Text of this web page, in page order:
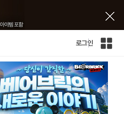
로그인
인
사
이
트
맵